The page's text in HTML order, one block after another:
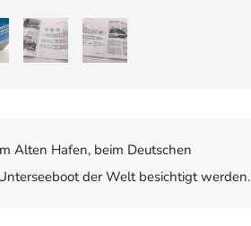
Alten Hafen, beim Deutschen
der Welt besichtigt werden.